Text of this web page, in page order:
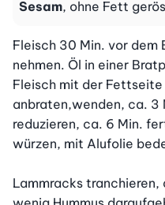
Sesam, ohne Fett
Fleisch 30 Min. vor dem
nehmen. Öl in einer
Fleisch mit der
anbraten,wenden, ca.
reduzieren, ca. 6 Min.
würzen, mit Alufolie
Lammracks